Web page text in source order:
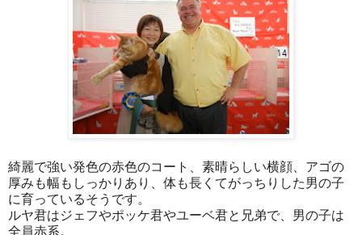
綺麗で強い発色の赤色のコート、素晴らしい横顔、アゴの
厚みも幅もしっかりあり、体も長くてがっちりした男の子
に育っているそうです。
ルヤ君はジェフやポッケ君やユーベ君と兄弟で、男の子は
全員赤系。